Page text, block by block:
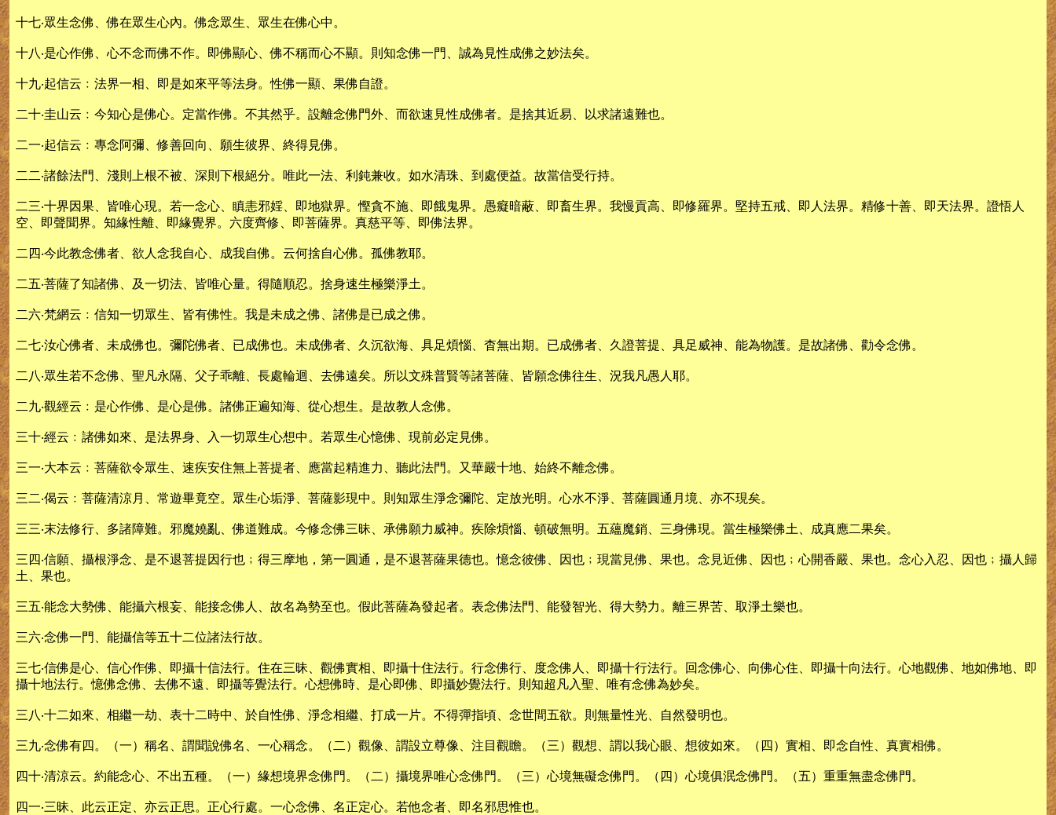
十七‧眾生念佛、佛在眾生心內。佛念眾生、眾生在佛心中。
十八‧是心作佛、心不念而佛不作。即佛顯心、佛不稱而心不顯。則知念佛一門、誠為見性成佛之妙法矣。
十九‧起信云﹕法界一相、即是如來平等法身。性佛一顯、果佛自證。
二十‧圭山云﹕今知心是佛心。定當作佛。不其然乎。設離念佛門外、而欲速見性成佛者。是捨其近易、以求諸遠難也。
二一‧起信云﹕專念阿彌、修善回向、願生彼界、終得見佛。
二二‧諸餘法門、淺則上根不被、深則下根絕分。唯此一法、利鈍兼收。如水清珠、到處便益。故當信受行持。
二三‧十界因果、皆唯心現。若一念心、瞋恚邪婬、即地獄界。慳貪不施、即餓鬼界。愚癡暗蔽、即畜生界。我慢貢高、即修羅界。堅持五戒、即人法界。精修十善、即天法界。證悟人
空、即聲聞界。知緣性離、即緣覺界。六度齊修、即菩薩界。真慈平等、即佛法界。
二四‧今此教念佛者、欲人念我自心、成我自佛。云何捨自心佛。孤佛教耶。
二五‧菩薩了知諸佛、及一切法、皆唯心量。得隨順忍。捨身速生極樂淨土。
二六‧梵網云﹕信知一切眾生、皆有佛性。我是未成之佛、諸佛是已成之佛。
二七‧汝心佛者、未成佛也。彌陀佛者、已成佛也。未成佛者、久沉欲海、具足煩惱、杳無出期。已成佛者、久證菩提、具足威神、能為物護。是故諸佛、勸令念佛。
二八‧眾生若不念佛、聖凡永隔、父子乖離、長處輪迴、去佛遠矣。所以文殊普賢等諸菩薩、皆願念佛往生、況我凡愚人耶。
二九‧觀經云﹕是心作佛、是心是佛。諸佛正遍知海、從心想生。是故教人念佛。
三十‧經云﹕諸佛如來、是法界身、入一切眾生心想中。若眾生心憶佛、現前必定見佛。
三一‧大本云﹕菩薩欲令眾生、速疾安住無上菩提者、應當起精進力、聽此法門。又華嚴十地、始終不離念佛。
三二‧偈云﹕菩薩清涼月、常遊畢竟空。眾生心垢淨、菩薩影現中。則知眾生淨念彌陀、定放光明。心水不淨、菩薩圓通月境、亦不現矣。
三三‧末法修行、多諸障難。邪魔嬈亂、佛道難成。今修念佛三昧、承佛願力威神。疾除煩惱、頓破無明。五蘊魔銷、三身佛現。當生極樂佛土、成真應二果矣。
三四‧信願、攝根淨念、是不退菩提因行也﹔得三摩地，第一圓通，是不退菩薩果德也。憶念彼佛、因也﹔現當見佛、果也。念見近佛、因也﹔心開香嚴、果也。念心入忍、因也﹔攝人歸
土、果也。
三五‧能念大勢佛、能攝六根妄、能接念佛人、故名為勢至也。假此菩薩為發起者。表念佛法門、能發智光、得大勢力。離三界苦、取淨土樂也。
三六‧念佛一門、能攝信等五十二位諸法行故。
三七‧信佛是心、信心作佛、即攝十信法行。住在三昧、觀佛實相、即攝十住法行。行念佛行、度念佛人、即攝十行法行。回念佛心、向佛心住、即攝十向法行。心地觀佛、地如佛地、即
攝十地法行。憶佛念佛、去佛不遠、即攝等覺法行。心想佛時、是心即佛、即攝妙覺法行。則知超凡入聖、唯有念佛為妙矣。
三八‧十二如來、相繼一劫、表十二時中、於自性佛、淨念相繼、打成一片。不得彈指頃、念世間五欲。則無量性光、自然發明也。
三九‧念佛有四。（一）稱名、謂聞說佛名、一心稱念。（二）觀像、謂設立尊像、注目觀瞻。（三）觀想、謂以我心眼、想彼如來。（四）實相、即念自性、真實相佛。
四十‧清涼云。約能念心、不出五種。（一）緣想境界念佛門。（二）攝境界唯心念佛門。（三）心境無礙念佛門。（四）心境俱泯念佛門。（五）重重無盡念佛門。
四一‧三昧、此云正定、亦云正思。正心行處。一心念佛、名正定心。若他念者、即名邪思惟也。